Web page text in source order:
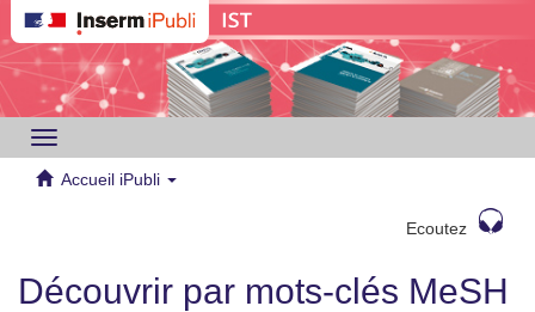
Toggle
navigation
Accueil iPubli
Ecoutez
Découvrir par mots-clés MeSH